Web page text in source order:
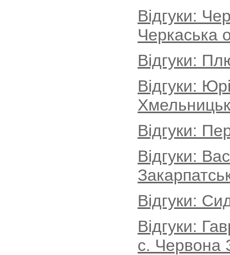
Відгуки:
Черкаська
Відгуки:
Відгуки:
Відгуки:
Відгуки:
Відгуки:
Відгуки:
с. Червона